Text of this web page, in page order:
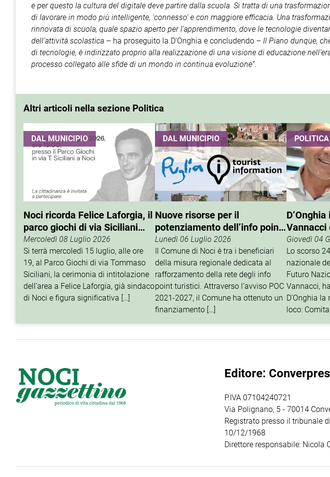
e per questo la cultura del digitale deve partire dalla scuola. Si tratta di una
di lavorare in modo più intelligente, 'connesso’ e con maggiore efficacia. Una
rinnovata di scuola, quale spazio aperto per l’apprendimento, dove le tecnologie
dell’attività scolastica – ha proseguito la D'Onghia e concludendo – Il Piano dunque,
di tecnologie, è indirizzato proprio alla realizzazione di una visione di educazione
processo collegato alle sfide di un mondo in continua evoluzione”.
Altri articoli nella sezione Politica
DAL MUNICIPIO
Noci ricorda Felice Laforgia, il
parco giochi di via Siciliani
porterà il suo nome
Mercoledì 08 Luglio 2026
Si terrà mercoledì 15 luglio, alle ore
19, al Parco Giochi di via Tommaso
Siciliani, la cerimonia di intitolazione
dell’area a Felice Laforgia, già sindaco
di Noci e figura significativa […]
DAL MUNICIPIO
Nuove risorse per il
potenziamento dell’info point
turistico
Lunedì 06 Luglio 2026
Il Comune di Noci è tra i beneficiari
della misura regionale dedicata al
rafforzamento della rete degli info
point turistici. Attraverso l’avviso POC
2021-2027, il Comune ha ottenuto un
finanziamento […]
POLITICA
Vannacci
Giovedì 04
Lo scorso
nazionale
Futuro
Vannacci,
D’Onghia
loco:
Editore:
P.IVA 07104240721
Via Polignano, 5 - 70014
Registrato presso il tribunale
10/12/1968
Direttore responsabile: Nicola